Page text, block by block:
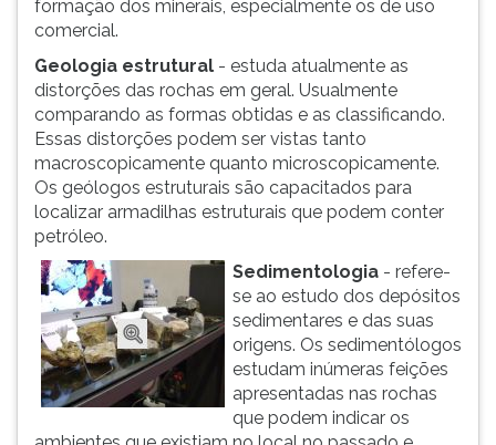
formação dos minerais, especialmente os de uso
comercial.
Geologia estrutural - estuda atualmente as
distorções das rochas em geral. Usualmente
comparando as formas obtidas e as classificando.
Essas distorções podem ser vistas tanto
macroscopicamente quanto microscopicamente.
Os geólogos estruturais são capacitados para
localizar armadilhas estruturais que podem conter
petróleo.
Sedimentologia - refere-
se ao estudo dos depósitos
sedimentares e das suas
origens. Os sedimentólogos
estudam inúmeras feições
apresentadas nas rochas
que podem indicar os